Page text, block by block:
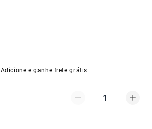
Adicione e ganhe frete grátis.
1